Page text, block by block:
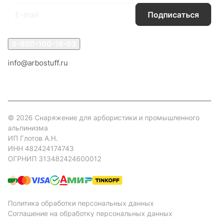
Подписаться
info@arbostuff.ru
© 2026 Снаряжение для арбористики и промышленного
альпинизма
ИП Глотов А.Н.
ИНН 482424174743
ОГРНИП 313482424600012
Политика обработки персональных данных
Соглашение на обработку персональных данных